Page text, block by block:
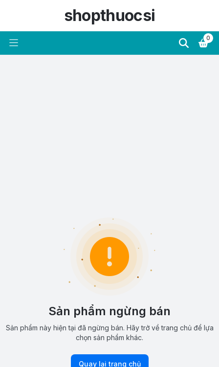
shopthuocsi
0
Sản phẩm ngừng bán
Sản phẩm này hiện tại đã ngừng bán. Hãy trở về trang chủ để lựa
chọn sản phẩm khác.
Quay lại trang chủ